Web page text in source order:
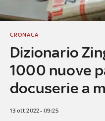
Dizionario
1000 nuove
docuserie a
CRONACA
13 ott 2022 - 09:25